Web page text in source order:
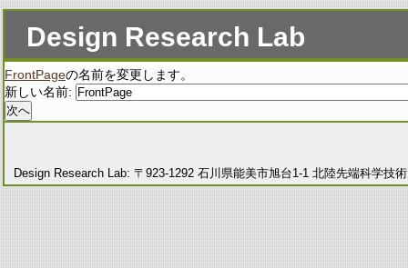
Design Research Lab
FrontPageの名前を変更します。
新しい名前:
Design Research Lab: 〒923-1292 石川県能美市旭台1-1 北陸先端科学技